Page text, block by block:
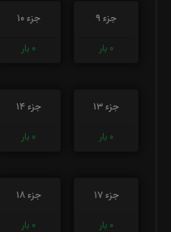
جزء 9
0 بار
جزء 10
0 بار
جزء 13
0 بار
جزء 14
0 بار
جزء 17
0 بار
جزء 18
0 بار